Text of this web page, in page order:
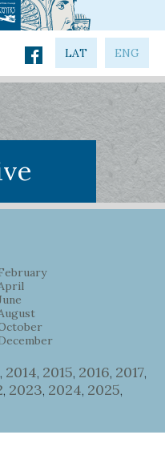
LAT ENG
, 2014, 2015, 2016, 2017,
, 2023, 2024, 2025,